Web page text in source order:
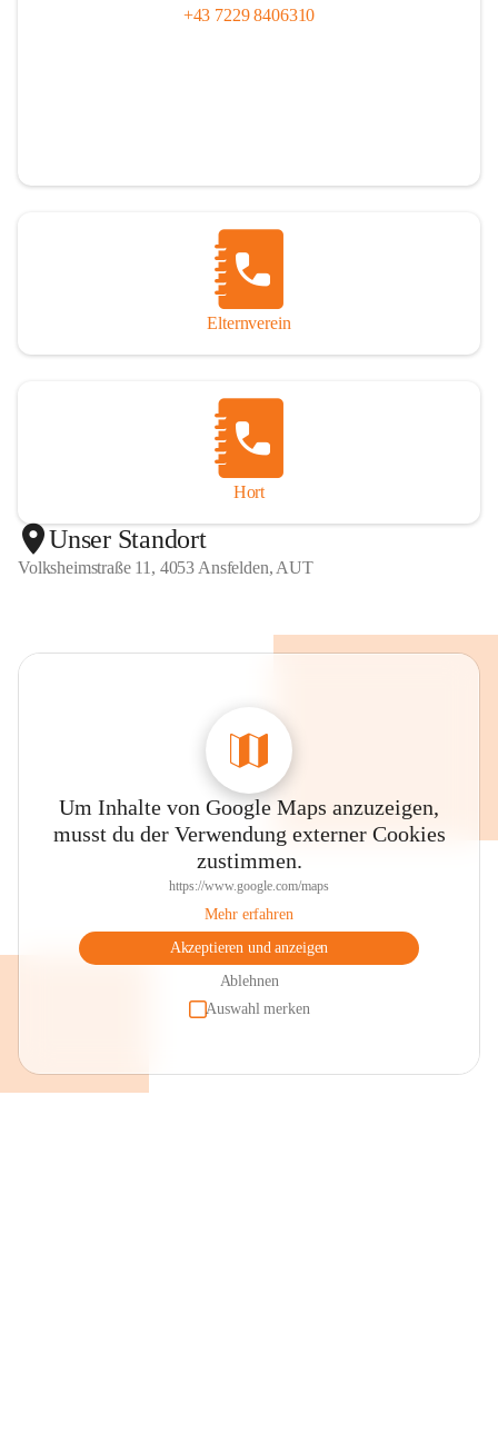
+43 7229 8406310
Elternverein
Hort
Unser Standort
Volksheimstraße 11, 4053 Ansfelden, AUT
Um Inhalte von Google Maps anzuzeigen,
musst du der Verwendung externer Cookies
zustimmen.
https://www.google.com/maps
Mehr erfahren
Akzeptieren und anzeigen
Ablehnen
Auswahl merken